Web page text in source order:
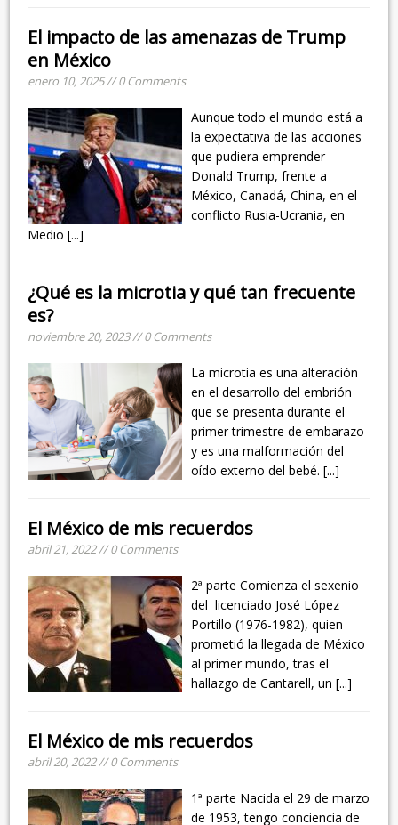
El impacto de las amenazas de Trump
en México
enero 10, 2025 // 0 Comments
Aunque todo el mundo está a
la expectativa de las acciones
que pudiera emprender
Donald Trump, frente a
México, Canadá, China, en el
conflicto Rusia-Ucrania, en
Medio[...]
¿Qué es la microtia y qué tan frecuente
es?
noviembre 20, 2023 // 0 Comments
La microtia es una alteración
en el desarrollo del embrión
que se presenta durante el
primer trimestre de embarazo
y es una malformación del
oído externo del bebé.[...]
El México de mis recuerdos
abril 21, 2022 // 0 Comments
2ª parte Comienza el sexenio
del licenciado José López
Portillo (1976-1982), quien
prometió la llegada de México
al primer mundo, tras el
hallazgo de Cantarell, un[...]
El México de mis recuerdos
abril 20, 2022 // 0 Comments
1ª parte Nacida el 29 de marzo
de 1953, tengo conciencia de